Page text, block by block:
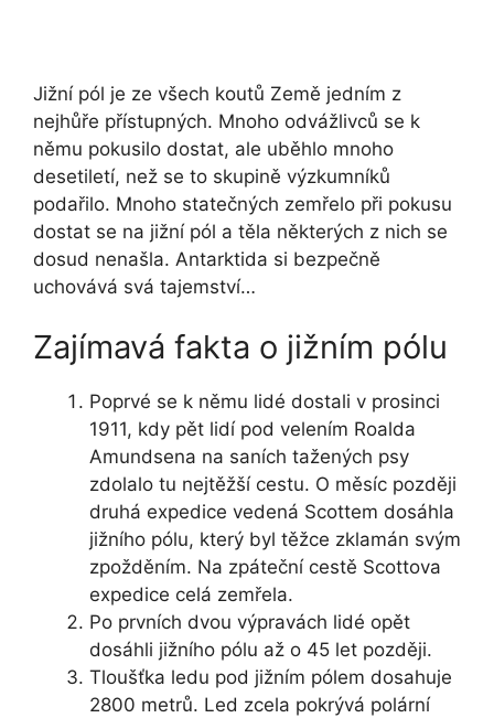
Jižní pól je ze všech koutů Země jedním z
nejhůře přístupných. Mnoho odvážlivců se k
němu pokusilo dostat, ale uběhlo mnoho
desetiletí, než se to skupině výzkumníků
podařilo. Mnoho statečných zemřelo při pokusu
dostat se na jižní pól a těla některých z nich se
dosud nenašla. Antarktida si bezpečně
uchovává svá tajemství…
Zajímavá fakta o jižním pólu
Poprvé se k němu lidé dostali v prosinci
1911, kdy pět lidí pod velením Roalda
Amundsena na saních tažených psy
zdolalo tu nejtěžší cestu. O měsíc později
druhá expedice vedená Scottem dosáhla
jižního pólu, který byl těžce zklamán svým
zpožděním. Na zpáteční cestě Scottova
expedice celá zemřela.
Po prvních dvou výpravách lidé opět
dosáhli jižního pólu až o 45 let později.
Tloušťka ledu pod jižním pólem dosahuje
2800 metrů. Led zcela pokrývá polární